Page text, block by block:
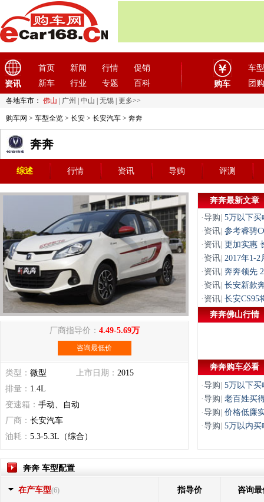
资讯
首页 新闻 行情
促销
新车
行业 专题 百科 购车
车型
团购
各地车市： 佛山 广州 中山 无锡 更多>>
购车网 > 车型全览 > 长安 > 长安汽车 > 奔奔
奔奔
综述 行情 资讯 导购 评测
厂商指导价： 4.49-5.69万
咨询最低价
类型： 微型 上市日期： 2015
排量： 1.4L
变速箱： 手动、自动
厂商： 长安汽车
油耗： 5.3-5.3L（综合）
奔奔最新文章
·导购 5万以下买
· 资讯 参考睿骋
· 资讯 更加实惠
· 资讯 2017年1-
· 资讯 奔奔领先
· 资讯 长安新款
· 资讯 长安CS95
奔奔佛山行情
奔奔购车必看
·导购 5万以下买
·导购 老百姓买
·导购 价格低廉
·导购 5万以内
奔奔 车型配置
在产车型(6) 指导价 咨询最